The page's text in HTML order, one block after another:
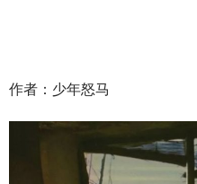
作者：少年怒马